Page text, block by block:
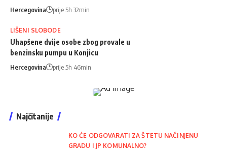
Hercegovina prije 5h 32min
LIŠENI SLOBODE
Uhapšene dvije osobe zbog provale u
benzinsku pumpu u Konjicu
Hercegovina prije 5h 46min
Najčitanije
KO ĆE ODGOVARATI ZA ŠTETU NAČINJENU
GRADU I JP KOMUNALNO?